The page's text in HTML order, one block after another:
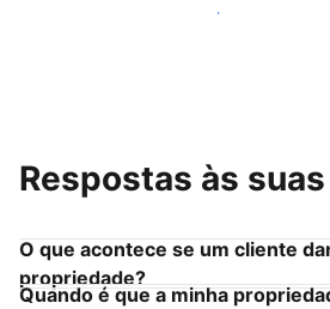
Junte-se a outros anfitriões
Respostas às
O que acontece se um cliente
propriedade?
Quando é que a minha